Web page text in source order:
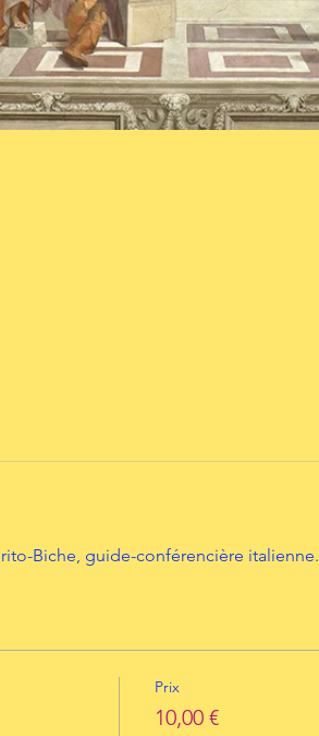
Biche, guide-conférencière italienne.
Prix
10,00 €